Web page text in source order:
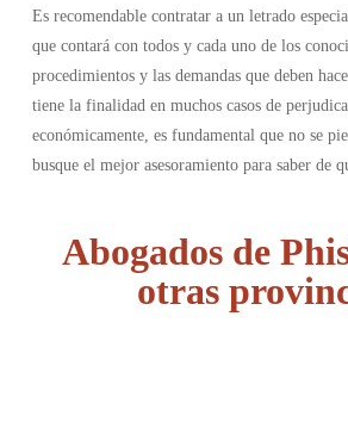
Es recomendable contratar a un letrado
que contará con todos y cada uno de los
procedimientos y las demandas que deben
tiene la finalidad en muchos casos de
económicamente, es fundamental que no se
busque el mejor asesoramiento para saber de
Abogados de
otras